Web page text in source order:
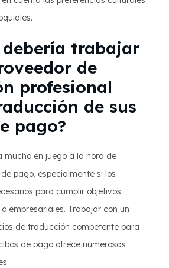
debería trabajar
de
profesional
de sus
pago?
mucho en juego a la hora de
pago, especialmente si los
para cumplir objetivos
empresariales. Trabajar con un
de traducción competente para
de pago ofrece numerosas